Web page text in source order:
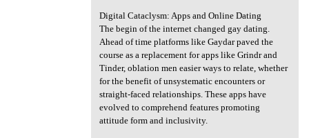
Digital Cataclysm: Apps and Online Dating
The begin of the internet changed gay dating.
Ahead of time platforms like Gaydar paved the
course as a replacement for apps like Grindr and
Tinder, oblation men easier ways to relate, whether
for the benefit of unsystematic encounters or
straight-faced relationships. These apps have
evolved to comprehend features promoting
attitude form and inclusivity.